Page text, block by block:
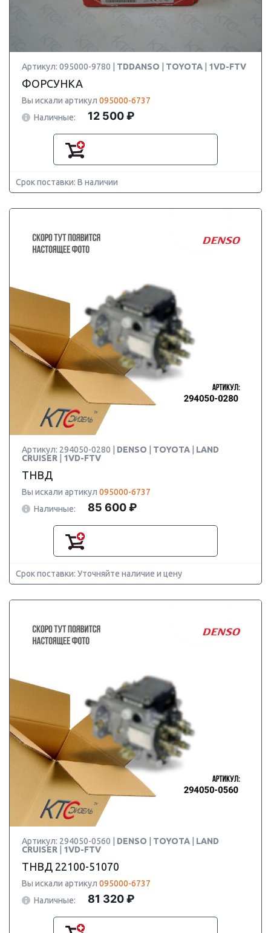
Артикул: 095000-9780 | TDDANSO TOYOTA 1VD-FTV
ФОРСУНКА
Вы искали артикул 095000-6737
Наличные:
12 500 ₽
Срок поставки: В наличии
Артикул: 294050-0280 | DENSO TOYOTA
LAND
CRUISER
1VD-FTV
ТНВД
Вы искали артикул 095000-6737
Наличные:
85 600 ₽
Срок поставки: Уточняйте наличие и цену
Артикул: 294050-0560 | DENSO TOYOTA
LAND
CRUISER
1VD-FTV
ТНВД 22100-51070
Вы искали артикул 095000-6737
Наличные:
81 320 ₽